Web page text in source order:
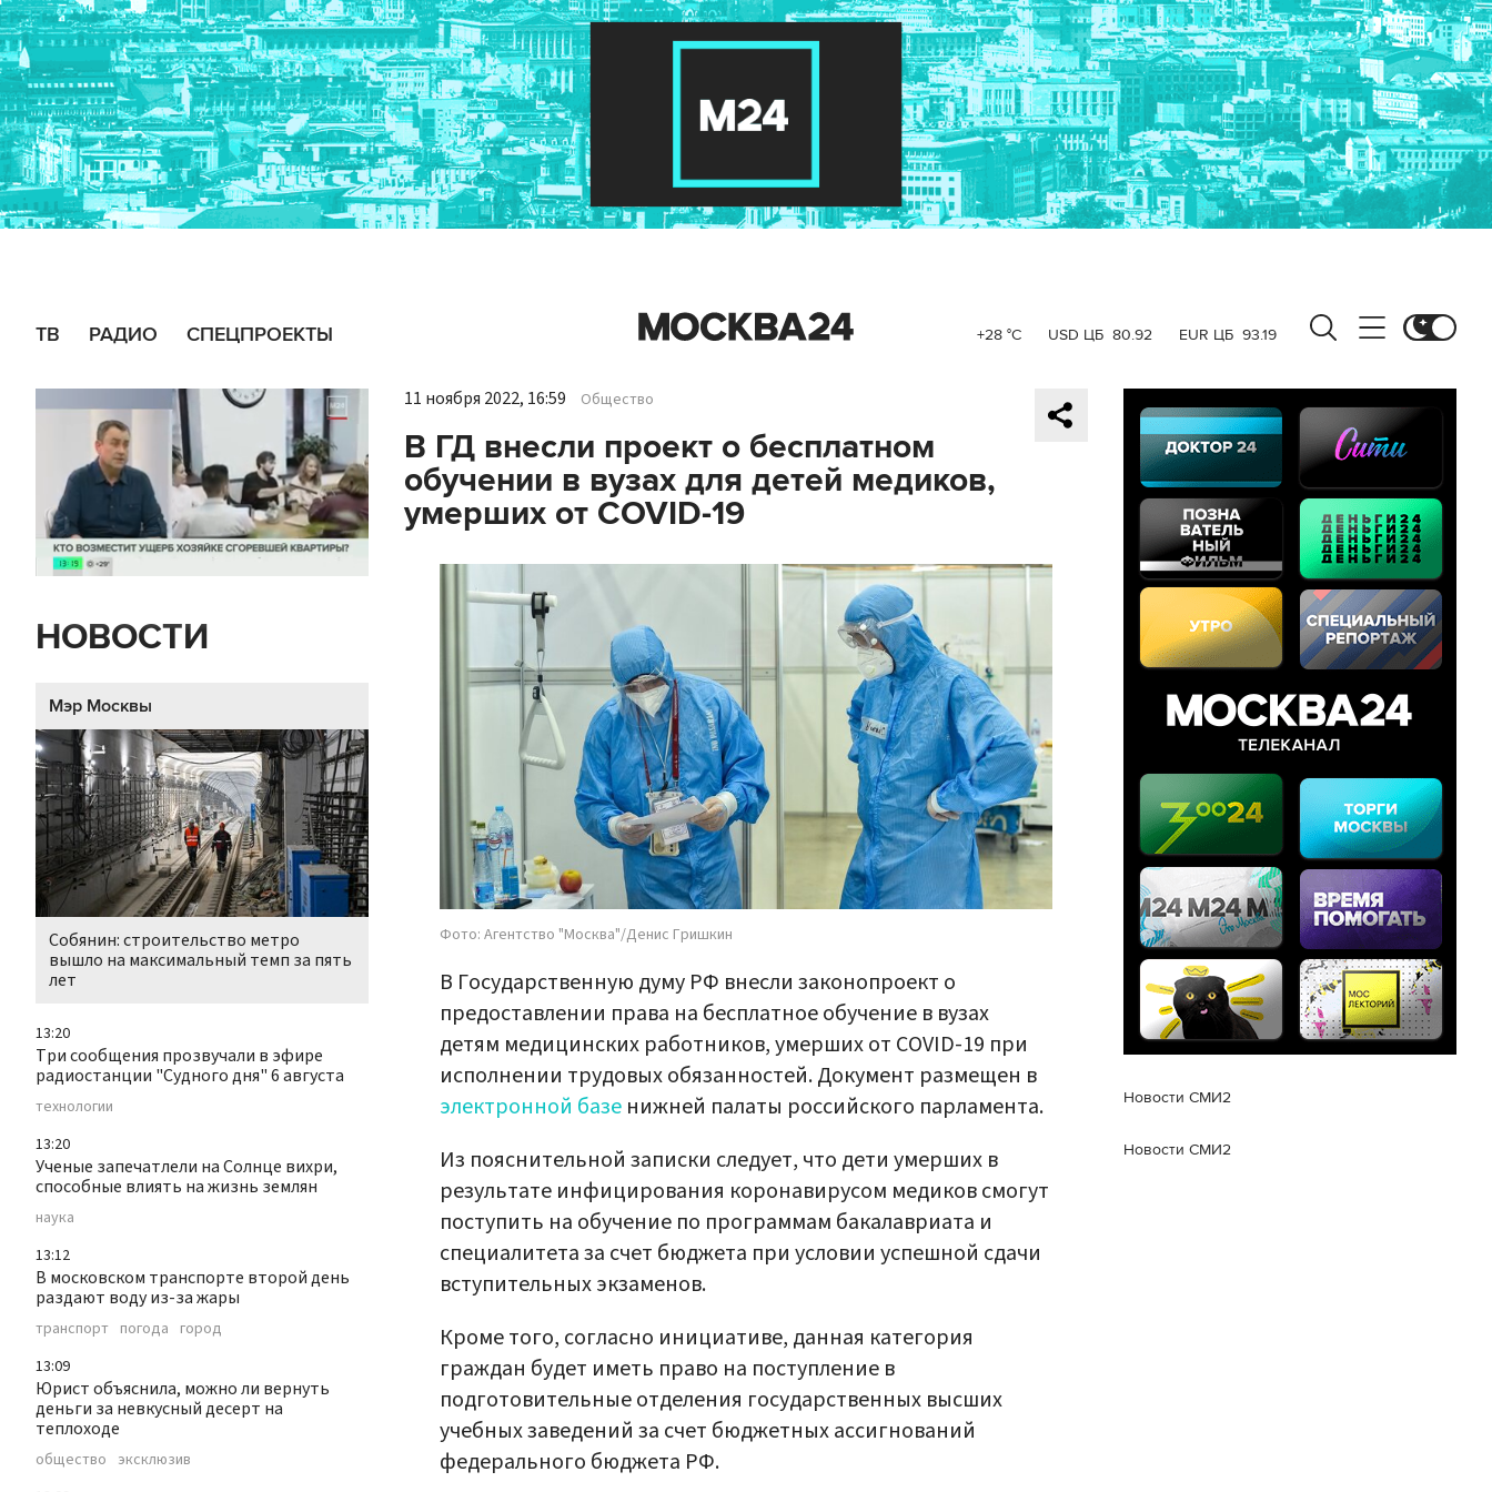
ТВ РАДИО СПЕЦПРОЕКТЫ +28 °C USD ЦБ 80.92 EUR ЦБ 93.19
НОВОСТИ
Мэр Москвы
Собянин: строительство метро
вышло на максимальный темп за пять
лет
13:20
Три сообщения прозвучали в эфире
радиостанции "Судного дня" 6 августа
технологии
13:20
Ученые запечатлели на Солнце вихри,
способные влиять на жизнь землян
наука
13:12
В московском транспорте второй день
раздают воду из-за жары
транспорт погода город
13:09
Юрист объяснила, можно ли вернуть
деньги за невкусный десерт на
теплоходе
общество эксклюзив
11 ноября 2022, 16:59 Общество
В ГД внесли проект о бесплатном
обучении в вузах для детей медиков,
умерших от COVID-19
Фото: Агентство "Москва"/Денис Гришкин
В Государственную думу РФ внесли законопроект о
предоставлении права на бесплатное обучение в вузах
детям медицинских работников, умерших от COVID-19 при
исполнении трудовых обязанностей. Документ размещен в
электронной базе нижней палаты российского парламента.
Из пояснительной записки следует, что дети умерших в
результате инфицирования коронавирусом медиков смогут
поступить на обучение по программам бакалавриата и
специалитета за счет бюджета при условии успешной сдачи
вступительных экзаменов.
Кроме того, согласно инициативе, данная категория
граждан будет иметь право на поступление в
подготовительные отделения государственных высших
учебных заведений за счет бюджетных ассигнований
федерального бюджета РФ.
Новости СМИ2
Новости СМИ2